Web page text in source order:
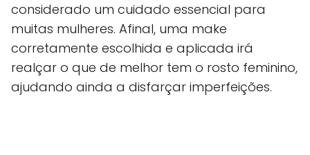
considerado um cuidado essencial para
muitas mulheres. Afinal, uma make
corretamente escolhida e aplicada irá
realçar o que de melhor tem o rosto feminino,
ajudando ainda a disfarçar imperfeições.